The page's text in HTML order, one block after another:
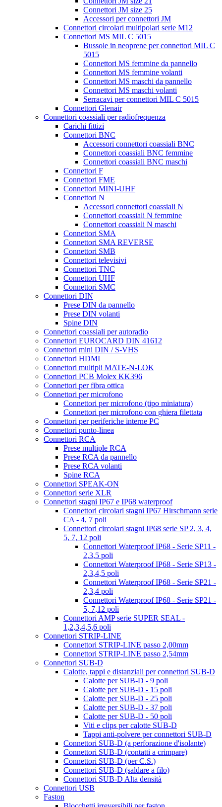
Connettori JM size 25
Accessori per connettori JM
Connettori circolari multipolari serie M12
Connettori MS MIL C 5015
Bussole in neoprene per connettori MIL C
5015
Connettori MS femmine da pannello
Connettori MS femmine volanti
Connettori MS maschi da pannello
Connettori MS maschi volanti
Serracavi per connettori MIL C 5015
Connettori Glenair
Connettori coassiali per radiofrequenza
Carichi fittizi
Connettori BNC
Accessori connettori coassiali BNC
Connettori coassiali BNC femmine
Connettori coassiali BNC maschi
Connettori F
Connettori FME
Connettori MINI-UHF
Connettori N
Accessori connettori coassiali N
Connettori coassiali N femmine
Connettori coassiali N maschi
Connettori SMA
Connettori SMA REVERSE
Connettori SMB
Connettori televisivi
Connettori TNC
Connettori UHF
Connettori SMC
Connettori DIN
Prese DIN da pannello
Prese DIN volanti
Spine DIN
Connettori coassiali per autoradio
Connettori EUROCARD DIN 41612
Connettori mini DIN / S-VHS
Connettori HDMI
Connettori multipli MATE-N-LOK
Connettori PCB Molex KK396
Connettori per fibra ottica
Connettori per microfono
Connettori per microfono (tipo miniatura)
Connettori per microfono con ghiera filettata
Connettori per periferiche interne PC
Connettori punto-linea
Connettori RCA
Prese multiple RCA
Prese RCA da pannello
Prese RCA volanti
Spine RCA
Connettori SPEAK-ON
Connettori serie XLR
Connettori stagni IP67 e IP68 waterproof
Connettori circolari stagni IP67 Hirschmann serie
CA - 4, 7 poli
Connettori circolari stagni IP68 serie SP 2, 3, 4,
5, 7, 12 poli
Connettori Waterproof IP68 - Serie SP11 -
2,3,5 poli
Connettori Waterproof IP68 - Serie SP13 -
2,3,4,5 poli
Connettori Waterproof IP68 - Serie SP21 -
2,3,4 poli
Connettori Waterproof IP68 - Serie SP21 -
5, 7,12 poli
Connettori AMP serie SUPER SEAL -
1,2,3,4,5,6 poli
Connettori STRIP-LINE
Connettori STRIP-LINE passo 2,00mm
Connettori STRIP-LINE passo 2,54mm
Connettori SUB-D
Calotte, tappi e distanziali per connettori SUB-D
Calotte per SUB-D - 9 poli
Calotte per SUB-D - 15 poli
Calotte per SUB-D - 25 poli
Calotte per SUB-D - 37 poli
Calotte per SUB-D - 50 poli
Viti e clips per calotte SUB-D
Tappi anti-polvere per connettori SUB-D
Connettori SUB-D (a perforazione d'isolante)
Connettori SUB-D (contatti a crimpare)
Connettori SUB-D (per C.S.)
Connettori SUB-D (saldare a filo)
Connettori SUB-D Alta densità
Connettori USB
Faston